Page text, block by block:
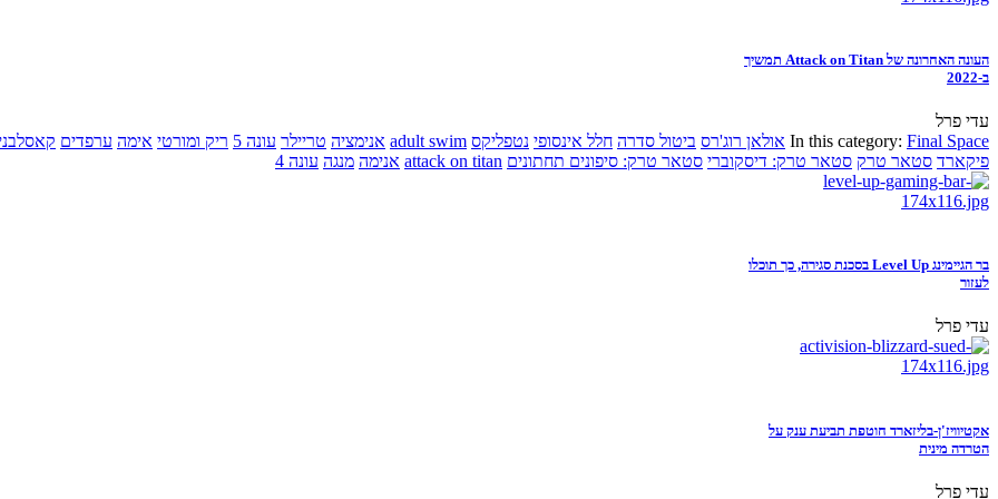
העונה האחרונה של Attack on Titan תמשיך
ב-2022
עדי פרל
In this category: Final Space אולאן רוג'רס ביטול סדרה חלל אינסופי נטפליקס adult swim אנימציה טריילר עונה 5 ריק ומורטי אימה ערפדים
פיקארד סטאר טרק סטאר טרק: דיסקוברי סטאר טרק: סיפונים תחתונים attack on titan אנימה מנגה עונה 4
בר הגיימינג Level Up בסכנת סגירה, כך תוכלו
לעזור
עדי פרל
אקטיוויז'ן-בליזארד חוטפת תביעת ענק על
הטרדה מינית
עדי פרל